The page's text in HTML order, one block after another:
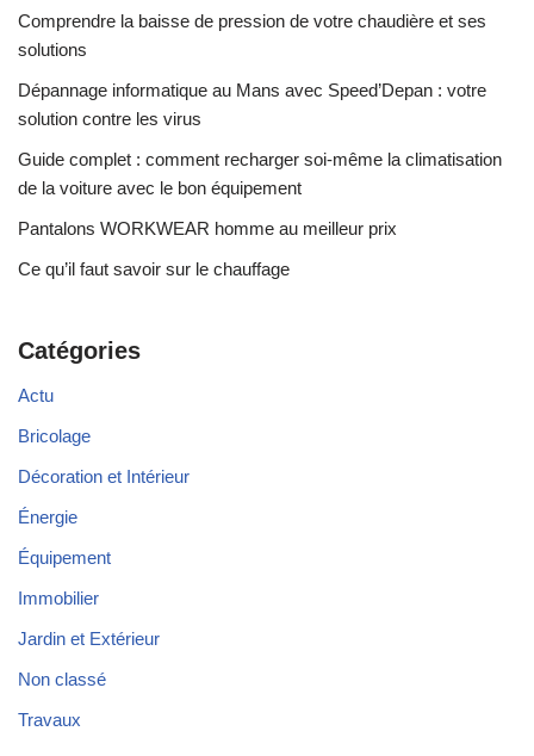
Comprendre la baisse de pression de votre chaudière et ses
solutions
Dépannage informatique au Mans avec Speed’Depan : votre
solution contre les virus
Guide complet : comment recharger soi-même la climatisation
de la voiture avec le bon équipement
Pantalons WORKWEAR homme au meilleur prix
Ce qu’il faut savoir sur le chauffage
Catégories
Actu
Bricolage
Décoration et Intérieur
Énergie
Équipement
Immobilier
Jardin et Extérieur
Non classé
Travaux